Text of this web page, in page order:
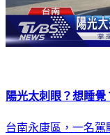
陽光太刺眼？想睡
台南永康區，一名